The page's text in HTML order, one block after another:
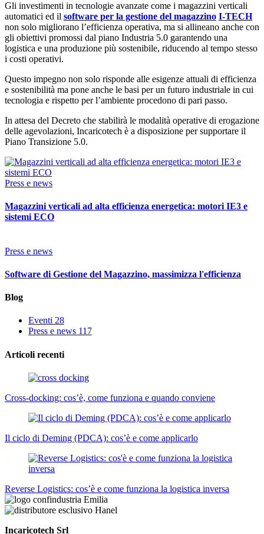
Gli investimenti in tecnologie avanzate come i magazzini verticali
automatici ed il software per la gestione del magazzino I-TECH
non solo migliorano l’efficienza operativa, ma si allineano anche con
gli obiettivi promossi dal piano Industria 5.0 garantendo una
logistica e una produzione più sostenibile, riducendo al tempo stesso
i costi operativi.
Questo impegno non solo risponde alle esigenze attuali di efficienza
e sostenibilità ma pone anche le basi per un futuro industriale in cui
tecnologia e rispetto per l’ambiente procedono di pari passo.
In attesa del Decreto che stabilirà le modalità operative di erogazione
delle agevolazioni, Incaricotech è a disposizione per supportare il
Piano Transizione 5.0.
Press e news
Magazzini verticali ad alta efficienza energetica: motori IE3 e
sistemi ECO
Press e news
Software di Gestione del Magazzino, massimizza l'efficienza
Blog
Eventi 28
Press e news 117
Articoli recenti
Cross-docking: cos’è, come funziona e quando conviene
Il ciclo di Deming (PDCA): cos’è e come applicarlo
Reverse Logistics: cos’è e come funziona la logistica inversa
Incaricotech Srl